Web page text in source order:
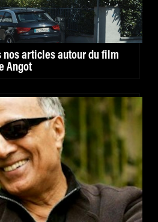
nos articles autour du film
Angot